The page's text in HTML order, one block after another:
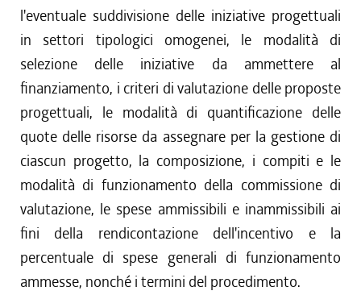
l'eventuale suddivisione delle iniziative progettuali
in settori tipologici omogenei, le modalità di
selezione delle iniziative da ammettere al
finanziamento, i criteri di valutazione delle proposte
progettuali, le modalità di quantificazione delle
quote delle risorse da assegnare per la gestione di
ciascun progetto, la composizione, i compiti e le
modalità di funzionamento della commissione di
valutazione, le spese ammissibili e inammissibili ai
fini della rendicontazione dell'incentivo e la
percentuale di spese generali di funzionamento
ammesse, nonché i termini del procedimento.